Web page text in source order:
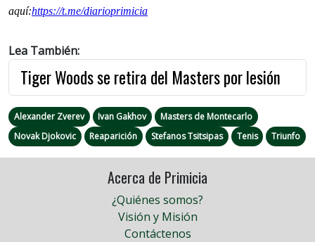
aquí:https://t.me/diarioprimicia
Lea También:
Tiger Woods se retira del Masters por lesión
Alexander Zverev Ivan Gakhov
Masters de Montecarlo
Novak Djokovic
Reaparición Stefanos Tsitsipas Tenis Triunfo
Acerca de Primicia
¿Quiénes somos?
Visión y Misión
Contáctenos